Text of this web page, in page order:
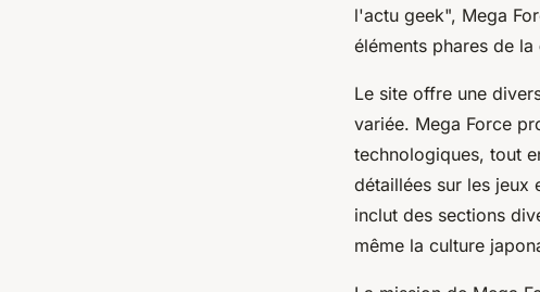
l'actu geek", Mega
éléments phares de la
Le site offre une
variée. Mega Force
technologiques, tout
détaillées sur les jeux
inclut des sections
même la culture